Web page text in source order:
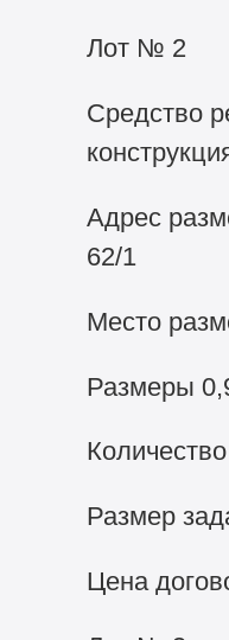
Лот № 2
Средство
Адрес
62/1
Место
Размеры
Размер
Цена